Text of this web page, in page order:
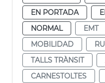
EN PORTADA
NORMAL
EMT
MOBILIDAD
TALLS TRÀNSIT
CARNESTOLTES